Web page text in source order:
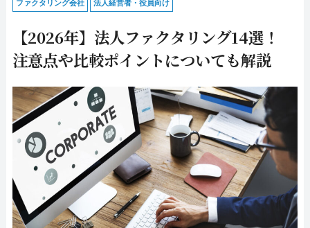
企業情報 お問い合わせ
名古屋支店HP 福岡支店HP
お電話で
お問合せ
スピード
査定依頼
メールで
お問い合わせ
名古屋支店直通
052-414-4107
福岡支店直通
092-419-2433
おすすめ記事
ファクタリング会社 法人経営者・役員向け
【2026年】法人ファクタリング14選！
注意点や比較ポイントについても解説